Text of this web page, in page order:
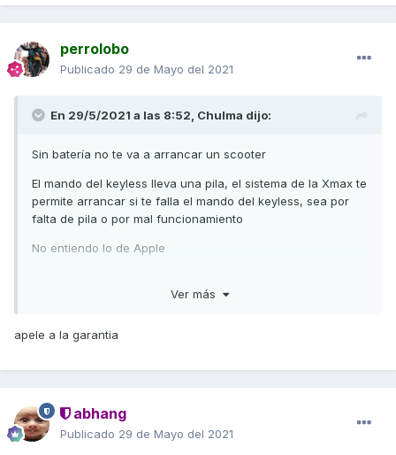
perrolobo
Publicado 29 de Mayo del 2021
En 29/5/2021 a las 8:52, Chulma dijo:
Sin batería no te va a arrancar un scooter
El mando del keyless lleva una pila, el sistema de la Xmax te
permite arrancar si te falla el mando del keyless, sea por
falta de pila o por mal funcionamiento
No entiendo lo de Apple
Ver más
apele a la garantia
abhang
Publicado 29 de Mayo del 2021